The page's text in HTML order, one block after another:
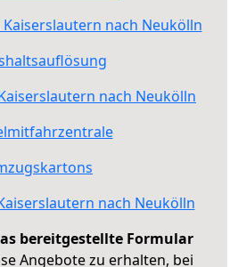
nach Neukölln
nach Neukölln
nach Neukölln
bereitgestellte Formular
Angebote zu erhalten, bei